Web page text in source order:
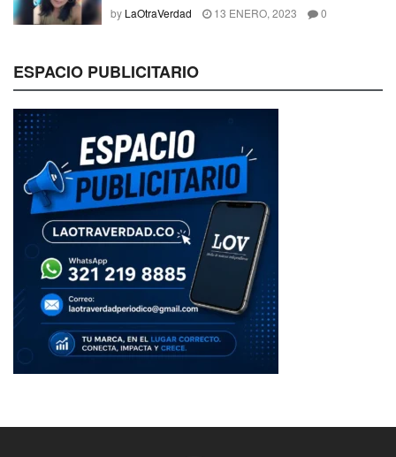
by LaOtraVerdad 13 ENERO, 2023 0
ESPACIO PUBLICITARIO